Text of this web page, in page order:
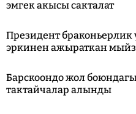
эмгек акысы сакталат
Президент
эркинен ажыраткан
Барскоондо жол
тактайчалар алынды